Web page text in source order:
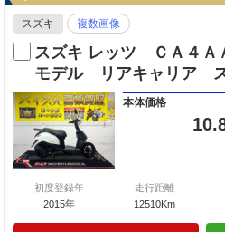
スズキ 複数画像
スズキ レッツ ＣＡ４
モデル リアキャリア
本体価格
初度登録年
2015年
走行距離
12510Km